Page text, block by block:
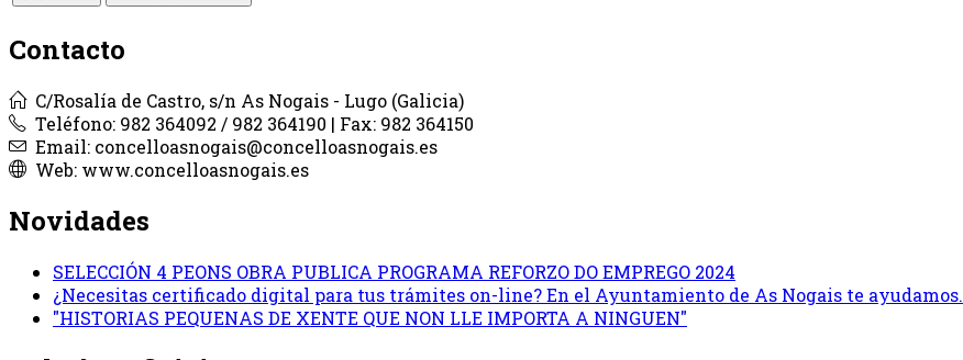
Contacto
C/Rosalía de Castro, s/n As Nogais - Lugo (Galicia)
Teléfono: 982 364092 / 982 364190 | Fax: 982 364150
Email: concelloasnogais@concelloasnogais.es
Web: www.concelloasnogais.es
Novidades
SELECCIÓN 4 PEONS OBRA PUBLICA PROGRAMA REFORZO DO EMPREGO 2024
¿Necesitas certificado digital para tus trámites on-line? En el Ayuntamiento de As Nogais te ayudamos.
"HISTORIAS PEQUENAS DE XENTE QUE NON LLE IMPORTA A NINGUEN"